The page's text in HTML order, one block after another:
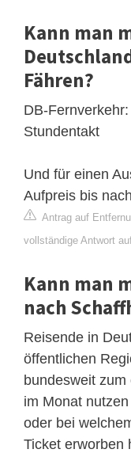
Kann man
Fähren?
DB-
Stundentakt
Und für einen
Aufpreis bis
Antrag auf
vollständige Antwort
Kann man
nach
Reisende in
öffentlichen
bundesweit
im Monat
oder bei
Ticket erworben